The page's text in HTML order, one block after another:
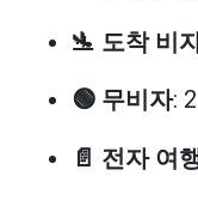
🛬 도착 비
🟢 무비자:
📄 전자 여